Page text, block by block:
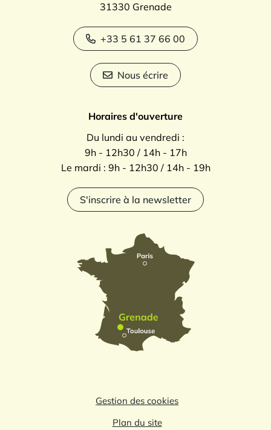
31330 Grenade
+33 5 61 37 66 00
Nous écrire
Horaires d'ouverture
Du lundi au vendredi :
9h - 12h30 / 14h - 17h
Le mardi : 9h - 12h30 / 14h - 19h
S'inscrire à la newsletter
Gestion des cookies
Plan du site